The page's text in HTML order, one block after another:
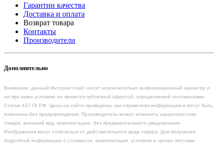
Гарантии качества
Доставка и оплата
Возврат товара
Контакты
Производители
Дополнительно
Внимание, данный Интернет-сайт носит исключительно информационный характер и
ни при каких условиях не является публичной офертой, определяемой положениями
Статьи 437 ГК РФ. Цены на сайте приведены, как справочная информация и могут быть
изменены без предупреждения. Производитель может изменить характеристики
товара, внешний вид, комплектацию, без предварительного уведомления.
Изображения могут отличаться от действительного вида товара. Для получения
подробной информации о стоимости, комплектации, условиях и сроках поставки